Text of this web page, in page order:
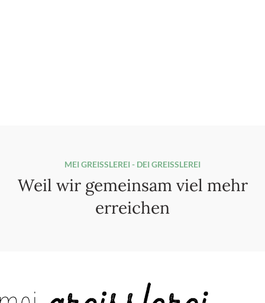
MEI GREISSLEREI - DEI GREISSLEREI
Weil wir gemeinsam viel mehr
erreichen